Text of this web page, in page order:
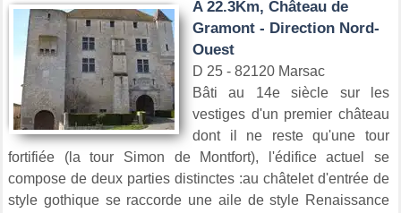
A 22.3Km, Château de
Gramont - Direction Nord-
Ouest
D 25 - 82120 Marsac
Bâti au 14e siècle sur les
vestiges d'un premier château
dont il ne reste qu'une tour
fortifiée (la tour Simon de Montfort), l'édifice actuel se
compose de deux parties distinctes :au châtelet d'entrée de
style gothique se raccorde une aile de style Renaissance